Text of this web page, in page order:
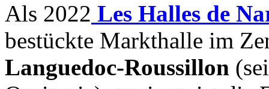
Als 2022 Les Halles de
bestückte Markthalle im
Languedoc-Roussillon